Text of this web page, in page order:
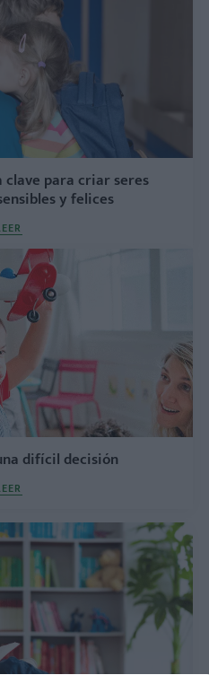
clave para criar seres
y felices
difícil decisión